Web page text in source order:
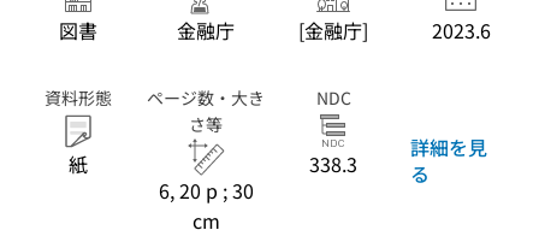
図書 金融庁 [金融庁] 2023.6
資料形態
紙
ページ数・大き
さ等
6, 20 p ; 30
cm
NDC
338.3
詳細を見
る